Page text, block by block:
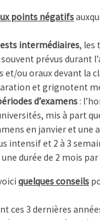
points négatifs
intermédiaires, les
prévus durant
et/ou oraux devant la
et grignotent
d’examens:
mis à part
en janvier et une
intensif et 2 à 3
durée de 2 mois
quelques conseils
ces 3 dernières